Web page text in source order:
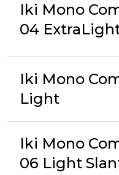
Iki Mono
04
Iki Mono
Light
Iki Mono
06 Light